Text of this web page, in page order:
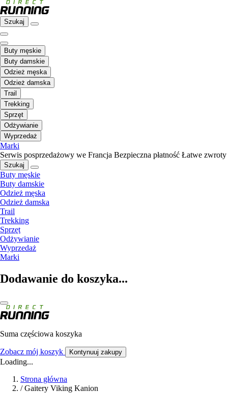
Szukaj
Buty męskie
Buty damskie
Odzież męska
Odzież damska
Trail
Trekking
Sprzęt
Odżywianie
Wyprzedaż
Marki
Serwis posprzedażowy we Francja Bezpieczna płatność Łatwe zwroty
Szukaj
Buty męskie
Buty damskie
Odzież męska
Odzież damska
Trail
Trekking
Sprzęt
Odżywianie
Wyprzedaż
Marki
Dodawanie do koszyka...
Suma częściowa koszyka
Zobacz mój koszyk Kontynuuj zakupy
Loading...
Strona główna
/ Gaitery Viking Kanion